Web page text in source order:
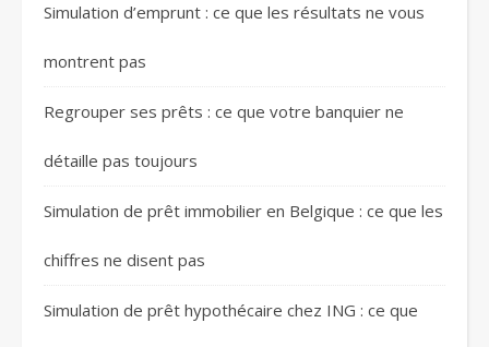
Simulation d’emprunt : ce que les résultats ne vous
montrent pas
Regrouper ses prêts : ce que votre banquier ne
détaille pas toujours
Simulation de prêt immobilier en Belgique : ce que les
chiffres ne disent pas
Simulation de prêt hypothécaire chez ING : ce que